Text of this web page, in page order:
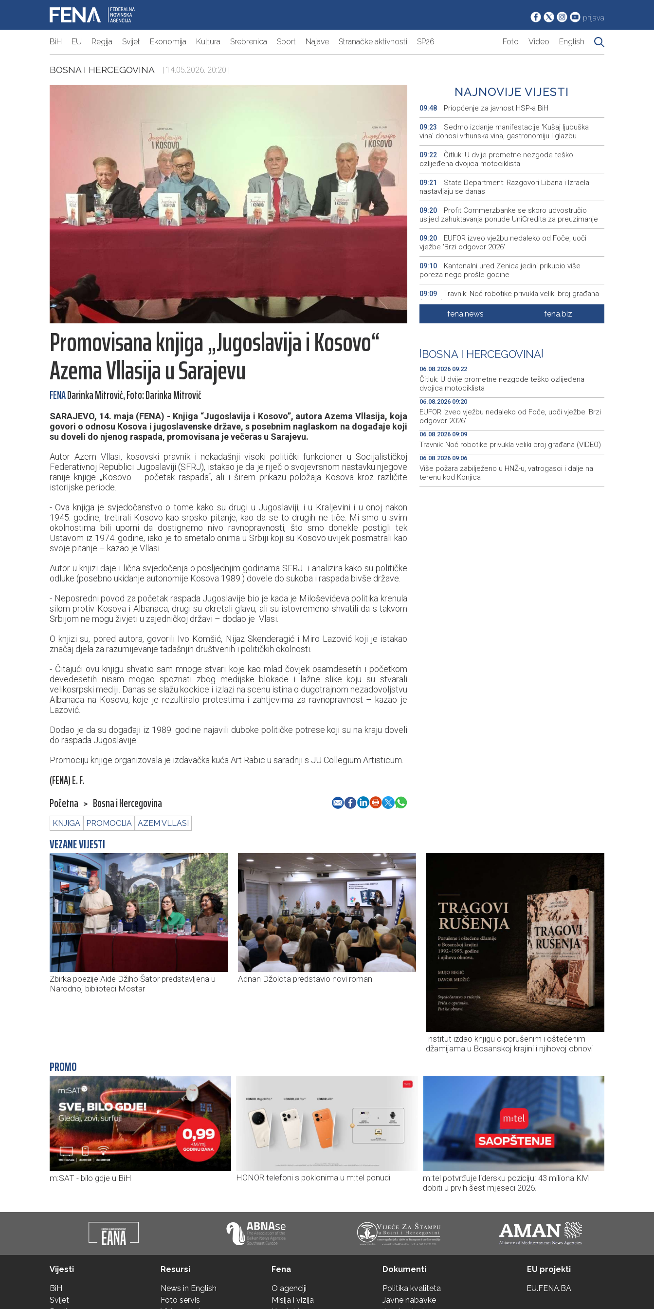
prijava
BiH EU Regija Svijet Ekonomija Kultura Srebrenica Sport Najave Stranačke aktivnosti SP26 Foto Video English
BOSNA I HERCEGOVINA | 14.05.2026. 20:20 |
Promovisana knjiga „Jugoslavija i Kosovo“
Azema Vllasija u Sarajevu
FENADarinka Mitrović, Foto: Darinka Mitrović
SARAJEVO, 14. maja (FENA) - Knjiga “Jugoslavija i Kosovo”, autora Azema Vllasija, koja
govori o odnosu Kosova i jugoslavenske države, s posebnim naglaskom na događaje koji
su doveli do njenog raspada, promovisana je večeras u Sarajevu.
Autor Azem Vllasi, kosovski pravnik i nekadašnji visoki politički funkcioner u Socijalističkoj
Federativnoj Republici Jugoslaviji (SFRJ), istakao je da je riječ o svojevrsnom nastavku njegove
ranije knjige „Kosovo – početak raspada“, ali i širem prikazu položaja Kosova kroz različite
istorijske periode.
- Ova knjiga je svjedočanstvo o tome kako su drugi u Jugoslaviji, i u Kraljevini i u onoj nakon
1945. godine, tretirali Kosovo kao srpsko pitanje, kao da se to drugih ne tiče. Mi smo u svim
okolnostima bili uporni da dostignemo nivo ravnopravnosti, što smo donekle postigli tek
Ustavom iz 1974. godine, iako je to smetalo onima u Srbiji koji su Kosovo uvijek posmatrali kao
svoje pitanje – kazao je Vllasi.
Autor u knjizi daje i lična svjedočenja o posljednjim godinama SFRJ i analizira kako su političke
odluke (posebno ukidanje autonomije Kosova 1989.) dovele do sukoba i raspada bivše države.
- Neposredni povod za početak raspada Jugoslavije bio je kada je Miloševićeva politika krenula
silom protiv Kosova i Albanaca, drugi su okretali glavu, ali su istovremeno shvatili da s takvom
Srbijom ne mogu živjeti u zajedničkoj državi – dodao je Vlasi.
O knjizi su, pored autora, govorili Ivo Komšić, Nijaz Skenderagić i Miro Lazović koji je istakao
značaj djela za razumijevanje tadašnjih društvenih i političkih okolnosti.
- Čitajući ovu knjigu shvatio sam mnoge stvari koje kao mlad čovjek osamdesetih i početkom
devedesetih nisam mogao spoznati zbog medijske blokade i lažne slike koju su stvarali
velikosrpski mediji. Danas se slažu kockice i izlazi na scenu istina o dugotrajnom nezadovoljstvu
Albanaca na Kosovu, koje je rezultiralo protestima i zahtjevima za ravnopravnost – kazao je
Lazović.
Dodao je da su događaji iz 1989. godine najavili duboke političke potrese koji su na kraju doveli
do raspada Jugoslavije.
Promociju knjige organizovala je izdavačka kuća Art Rabic u saradnji s JU Collegium Artisticum.
(FENA) E. F.
Početna > Bosna i Hercegovina
KNJIGA PROMOCIJA AZEM VLLASI
NAJNOVIJE VIJESTI
09:48 Priopćenje za javnost HSP-a BiH
09:23
Sedmo izdanje manifestacije 'Kušaj ljubuška
vina' donosi vrhunska vina, gastronomiju i glazbu
09:22
Čitluk: U dvije prometne nezgode teško
ozlijeđena dvojica motociklista
09:21
State Department: Razgovori Libana i Izraela
nastavljaju se danas
09:20
Profit Commerzbanke se skoro udvostručio
usljed zahuktavanja ponude UniCredita za preuzimanje
09:20
EUFOR izveo vježbu nedaleko od Foče, uoči
vježbe 'Brzi odgovor 2026'
09:10
Kantonalni ured Zenica jedini prikupio više
poreza nego prošle godine
09:09
Travnik: Noć robotike privukla veliki broj građana
(VIDEO)
Više požara zabilježeno u HNŽ-u, vatrogasci i
08:59
Danas u BiH sunčano i vruće, temperature od 34
do 41 stepen
fena.news fena.biz
BOSNA I HERCEGOVINA
06.08.2026 09:22
Čitluk: U dvije prometne nezgode teško ozlijeđena
dvojica motociklista
06.08.2026 09:20
EUFOR izveo vježbu nedaleko od Foče, uoči vježbe 'Brzi
odgovor 2026'
06.08.2026 09:09
Travnik: Noć robotike privukla veliki broj građana (VIDEO)
06.08.2026 09:06
Više požara zabilježeno u HNŽ-u, vatrogasci i dalje na
terenu kod Konjica
VEZANE VIJESTI
Zbirka poezije Aide Džiho Šator predstavljena u
Narodnoj biblioteci Mostar
Adnan Džolota predstavio novi roman
Institut izdao knjigu o porušenim i oštećenim
džamijama u Bosanskoj krajini i njihovoj obnovi
PROMO
m:SAT - bilo gdje u BiH HONOR telefoni s poklonima u m:tel ponudi
m:tel potvrđuje lidersku poziciju: 43 miliona KM
dobiti u prvih šest mjeseci 2026.
Vijesti
BiH
Svijet
Resursi
News in English
Foto servis
Fena
O agenciji
Misija i vizija
Dokumenti
Politika kvaliteta
Javne nabavke
EU projekti
EU.FENA.BA